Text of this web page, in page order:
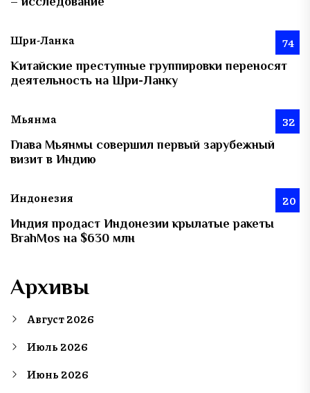
Шри-Ланка 74
Китайские преступные группировки переносят
деятельность на Шри-Ланку
Мьянма 32
Глава Мьянмы совершил первый зарубежный
визит в Индию
Индонезия 20
Индия продаст Индонезии крылатые ракеты
BrahMos на $630 млн
Архивы
Август 2026
Июль 2026
Июнь 2026